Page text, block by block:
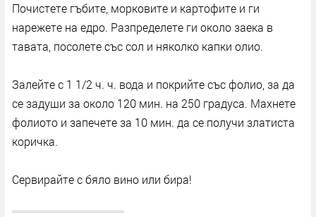
Почистете гъбите, морковите и картофите и ги
нарежете на едро. Разпределете ги около заека в
тавата, посолете със сол и няколко капки олио.
Залейте с 1 1/2 ч. ч. вода и покрийте със фолио, за да
се задуши за около 120 мин. на 250 градуса. Махнете
фолиото и запечете за 10 мин. да се получи златиста
коричка.
Сервирайте с бяло вино или бира!